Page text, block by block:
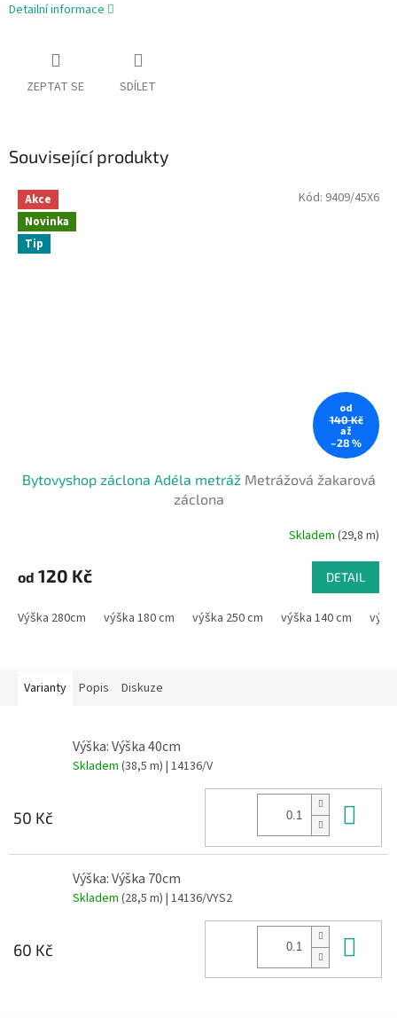
Detailní informace
ZEPTAT SE SDÍLET
Související produkty
Akce
Novinka
Tip
od
140 Kč
až
–28 %
Bytovyshop záclona Adéla metráž Metrážová žakarová
záclona
Skladem (29,8 m)
od 120 Kč DETAIL
Výška 280cm výška 180 cm výška 250 cm výška 140 cm
Kód: 9409/45X6
Varianty Popis Diskuze
Výška: Výška 40cm
Skladem (38,5 m) | 14136/V
50 Kč
Výška: Výška 70cm
Skladem (28,5 m) | 14136/VYS2
60 Kč